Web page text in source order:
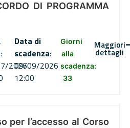
DI PROGRAMMA
2026
Data di
scadenza:
09/09/2026
12:00
Giorni
alla
scadenza:
33
Maggiori
dettagli
per l’accesso al Corso